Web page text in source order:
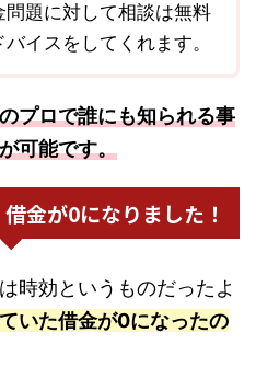
問題に対して相談は無料
イスをしてくれます。
プロで誰にも知られる事
可能です。
金が0になりました！
時効というものだったよ
いた借金が0になったの